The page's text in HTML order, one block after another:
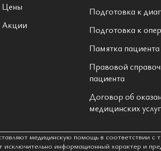
Цены
Акции
Подготовка к
Подготовка к
Памятка пациента
Правовой
пациента
Договор об
медицинских услуг
медицинскую помощь в соответствии с
информационный характер и